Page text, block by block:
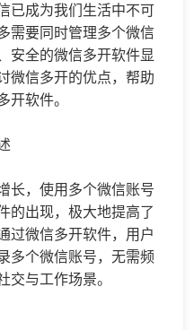
已成为我们生活中不可
需要同时管理多个微信
安全的微信多开软件显
微信多开的优点，帮助
软件。
长，使用多个微信账号
的出现，极大地提高了
过微信多开软件，用户
多个微信账号，无需频
与工作场景。